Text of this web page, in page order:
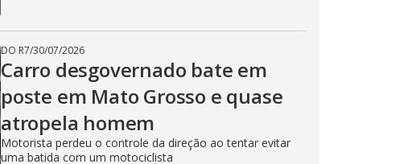
DO R7/30/07/2026
Carro desgovernado bate em
poste em Mato Grosso e quase
atropela homem
Motorista perdeu o controle da direção ao tentar evitar
uma batida com um motociclista